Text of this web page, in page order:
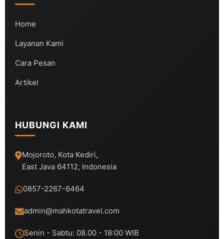
Home
Layanan Kami
Cara Pesan
Artikel
HUBUNGI KAMI
Mojoroto, Kota Kediri,
East Java 64112, Indonesia
0857-2267-6464
admin@mahkotatravel.com
Senin - Sabtu: 08.00 - 18:00 WIB